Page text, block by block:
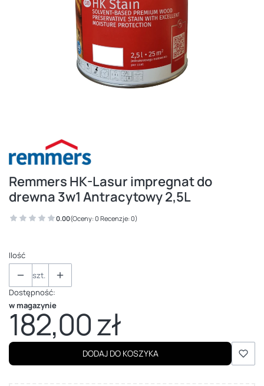
Remmers HK-Lasur impregnat do
drewna 3w1 Antracytowy 2,5L
0.00(Oceny: 0 Recenzje: 0)
Ilość
szt.
Dostępność:
w magazynie
Cena
182,00 zł
DODAJ DO KOSZYKA